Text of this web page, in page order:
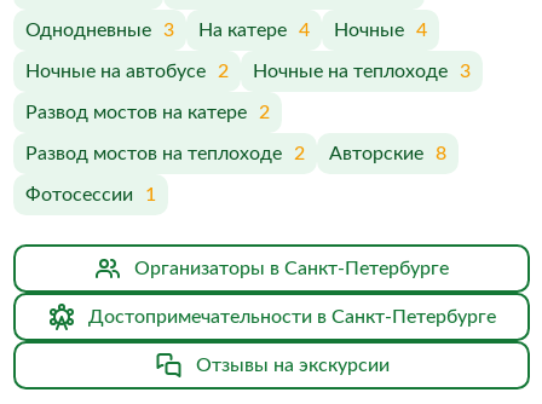
Однодневные 3 На катере 4 Ночные 4
Ночные на автобусе 2 Ночные на теплоходе 3
Развод мостов на катере 2
Развод мостов на теплоходе 2 Авторские 8
Фотосессии 1
Организаторы в Санкт-Петербурге
Достопримечательности в Санкт-Петербурге
Отзывы на экскурсии